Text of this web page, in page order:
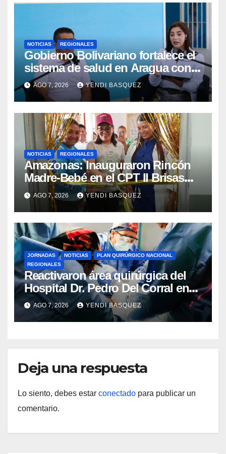
NOTICIAS REGIONALES
Gobierno Bolivariano fortalece el
sistema de salud en Aragua con
la reinauguración del CDI La Mora
AGO 7, 2026 YENDI BASQUEZ
NOTICIAS REGIONALES
​Amazonas: Inauguraron Rincón
Madre-Bebé en el CPT II Brisas
del Aeropuerto ​Inauguraron
Rincón
AGO 7, 2026 YENDI BASQUEZ
JORNADAS NOTICIAS
PLAN QUIRÚRGICO NACIONAL
REGIONALES
Reactivaron área quirúrgica del
Hospital Dr. Pedro Del Corral en
Guárico
AGO 7, 2026 YENDI BASQUEZ
Deja una respuesta
Lo siento, debes estar conectado para publicar un
comentario.